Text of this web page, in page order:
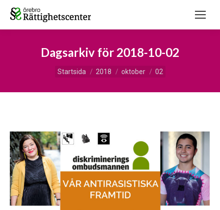
Dagsarkiv för 2018-10-02
Du är här:
Startsida 2018 oktober 02